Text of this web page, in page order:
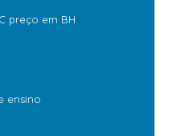
preço em BH
ensino